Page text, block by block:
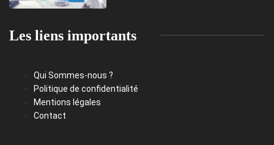
Les liens importants
Qui Sommes-nous ?
Politique de confidentialité
Mentions légales
Contact